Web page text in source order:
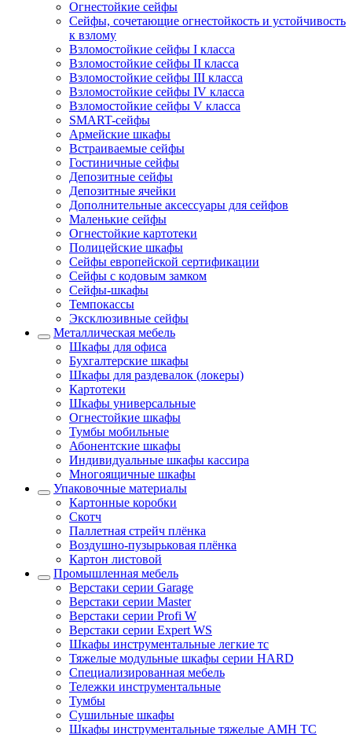
Огнестойкие сейфы
Сейфы, сочетающие огнестойкость и устойчивость
к взлому
Взломостойкие сейфы I класса
Взломостойкие сейфы II класса
Взломостойкие сейфы III класса
Взломостойкие сейфы IV класса
Взломостойкие сейфы V класса
SMART-сейфы
Армейские шкафы
Встраиваемые сейфы
Гостиничные сейфы
Депозитные сейфы
Депозитные ячейки
Дополнительные аксессуары для сейфов
Маленькие сейфы
Огнестойкие картотеки
Полицейские шкафы
Сейфы европейской сертификации
Сейфы с кодовым замком
Сейфы-шкафы
Темпокассы
Эксклюзивные сейфы
Металлическая мебель
Шкафы для офиса
Бухгалтерские шкафы
Шкафы для раздевалок (локеры)
Картотеки
Шкафы универсальные
Огнестойкие шкафы
Тумбы мобильные
Абонентские шкафы
Индивидуальные шкафы кассира
Многоящичные шкафы
Упаковочные материалы
Картонные коробки
Скотч
Паллетная стрейч плёнка
Воздушно-пузырьковая плёнка
Картон листовой
Промышленная мебель
Верстаки серии Garage
Верстаки серии Master
Верстаки серии Profi W
Верстаки серии Expert WS
Шкафы инструментальные легкие тс
Тяжелые модульные шкафы серии HARD
Cпециализированная мебель
Тележки инструментальные
Тумбы
Cушильные шкафы
Шкафы инструментальные тяжелые AMH TC